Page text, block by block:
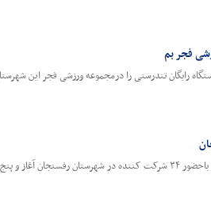
فجر بم
را درمجموعه ورزشی فجر این شهرستان اجرا و به بیش از ۱۰۰ نفر